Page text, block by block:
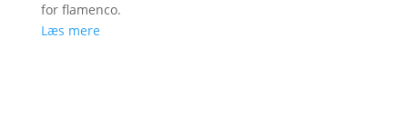
for flamenco.
Læs mere